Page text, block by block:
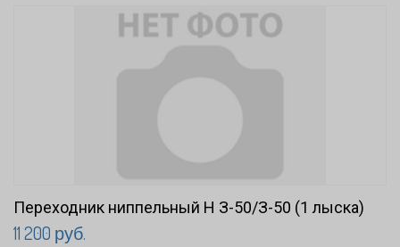
Переходник ниппельный Н З-50/З-50 (1 лыска)
11 200 руб.